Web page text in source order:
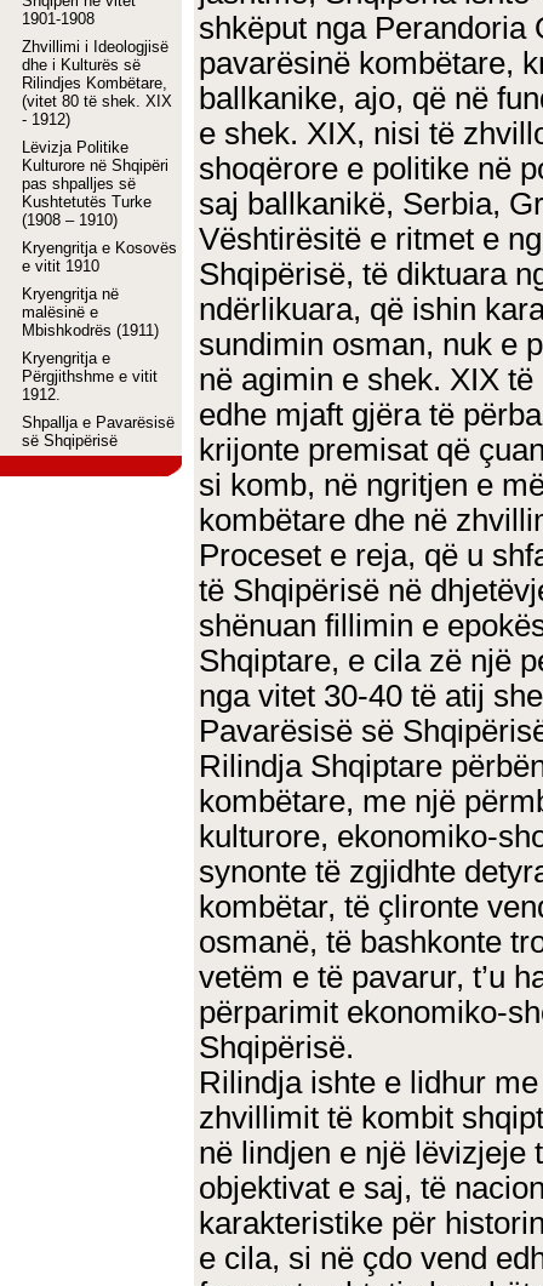
1901-1908
Zhvillimi i Ideologjisë
dhe i Kulturës së
Rilindjes Kombëtare,
(vitet 80 të shek. XIX
- 1912)
Lëvizja Politike
Kulturore në Shqipëri
pas shpalljes së
Kushtetutës Turke
(1908 – 1910)
Kryengritja e Kosovës
e vitit 1910
Kryengritja në
malësinë e
Mbishkodrës (1911)
Kryengritja e
Përgjithshme e vitit
1912.
Shpallja e Pavarësisë
së Shqipërisë
shkëput nga Perandoria
pavarësinë kombëtare,
ballkanike, ajo, që në
e shek. XIX, nisi të
shoqërore e politike në
saj ballkanikë, Serbia,
Vështirësitë e ritmet e
Shqipërisë, të diktuara
ndërlikuara, që ishin
sundimin osman, nuk e
në agimin e shek. XIX
edhe mjaft gjëra të
krijonte premisat që
si komb, në ngritjen e
kombëtare dhe në
Proceset e reja, që u
të Shqipërisë në
shënuan fillimin e
Shqiptare, e cila zë një
nga vitet 30-40 të atij
Pavarësisë së
Rilindja Shqiptare
kombëtare, me një
kulturore, ekonomiko-
synonte të zgjidhte
kombëtar, të çlironte
osmanë, të bashkonte
vetëm e të pavarur, t’u
përparimit ekonomiko-
Shqipërisë.
Rilindja ishte e lidhur
zhvillimit të kombit
në lindjen e një lëvizjeje
objektivat e saj, të
karakteristike për
e cila, si në çdo vend